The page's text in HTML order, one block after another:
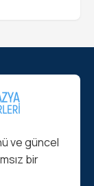
ve güncel
bir